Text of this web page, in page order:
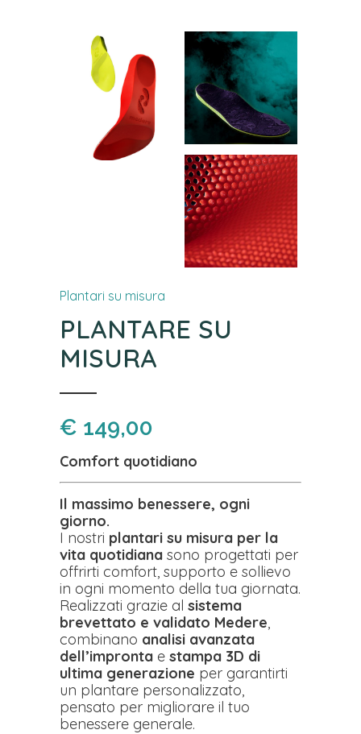
Plantari su misura
PLANTARE SU
MISURA
€ 149,00
Comfort quotidiano
Il massimo benessere, ogni
giorno.
I nostri plantari su misura per la
vita quotidiana sono progettati per
offrirti comfort, supporto e sollievo
in ogni momento della tua giornata.
Realizzati grazie al sistema
brevettato e validato Medere,
combinano analisi avanzata
dell’impronta e stampa 3D di
ultima generazione per garantirti
un plantare personalizzato,
pensato per migliorare il tuo
benessere generale.